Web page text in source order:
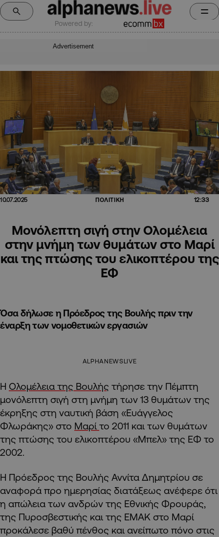
Powered by:
Advertisement
10.07.2025 ΠΟΛΙΤΙΚΗ 12:33
Μονόλεπτη σιγή στην Ολομέλεια
στην μνήμη των θυμάτων στο Μαρί
και της πτώσης του ελικοπτέρου της
ΕΦ
Όσα δήλωσε η Πρόεδρος της Βουλής πριν την
έναρξη των νομοθετικών εργασιών
ALPHANEWSLIVE
Η Ολομέλεια της Βουλής τήρησε την Πέμπτη
μονόλεπτη σιγή στη μνήμη των 13 θυμάτων της
έκρηξης στη ναυτική βάση «Ευάγγελος
Φλωράκης» στο Μαρί το 2011 και των θυμάτων
της πτώσης του ελικοπτέρου «Μπελ» της ΕΦ το
2002.
Η Πρόεδρος της Βουλής Αννίτα Δημητρίου σε
αναφορά προ ημερησίας διατάξεως ανέφερε ότι
η απώλεια των ανδρών της Εθνικής Φρουράς,
της Πυροσβεστικής και της ΕΜΑΚ στο Μαρί
προκάλεσε βαθύ πένθος και ανείπωτο πόνο στις